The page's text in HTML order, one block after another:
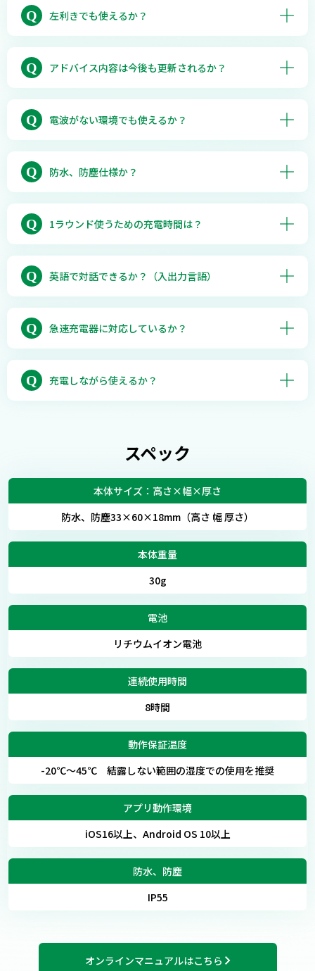
次のホールへ移動すると自動で切り替わります。
切り替わらない場合は、アプリから手動で切り替
えてください。
なお、パターの結果を記録するには、SHOTボタ
ンを押して音声で利用クラブ（パター）と結果
ます。
Q 左利きでも使えるか？
アドバイス機能は右利きでの使用が前提ですが、
他の機能は支障なくご利用になれます。
Q アドバイス内容は今後も更新されるか？
はい、お客様からのフィードバックを元に更新さ
れていきます。
Q 電波がない環境でも使えるか？
いいえ、ご利用になれません。
Q 防水、防塵仕様か？
はい、嵐の中のプレーできる防水性能と、バンカ
ーでの砂煙などが内部に侵入しない防塵性能を備
えています（IP55規格をクリアしています）。
Q 1ラウンド使うための充電時間は？
約２時間でフル充電になります。
Q 英語で対話できるか？（入出力言語）
いいえ、日本語のみです。
Q 急速充電器に対応しているか？
いいえ、対応していません。
Q 充電しながら使えるか？
スペック
本体サイズ：高さ×幅×厚さ
防水、防塵33×60×18mm（高さ 幅 厚さ）
本体重量
30g
電池
リチウムイオン電池
連続使用時間
8時間
動作保証温度
-20℃〜45℃ 結露しない範囲の湿度での使用を推奨
アプリ動作環境
iOS16以上、Android OS 10以上
防水、防塵
IP55
オンラインマニュアルはこちら